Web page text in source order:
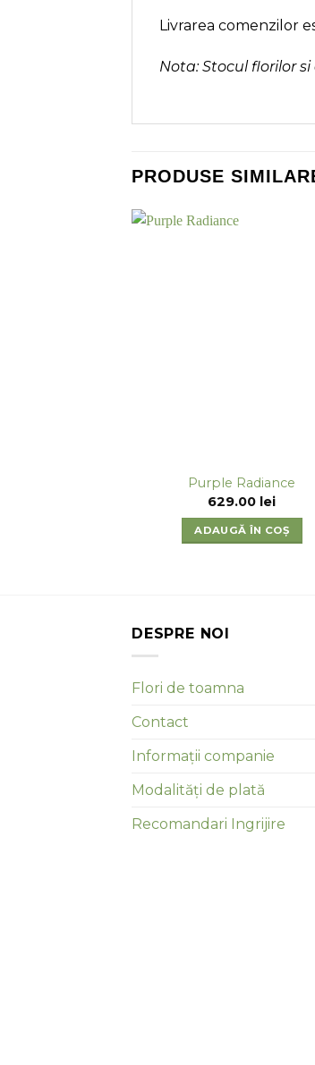
Livrarea comenzilor
Nota: Stocul florilor
PRODUSE
Purple Radiance
629.00 lei
ADAUGĂ ÎN COȘ
DESPRE NOI
Flori de toamna
Contact
Informații companie
Modalități de plată
Recomandari Ingrijire